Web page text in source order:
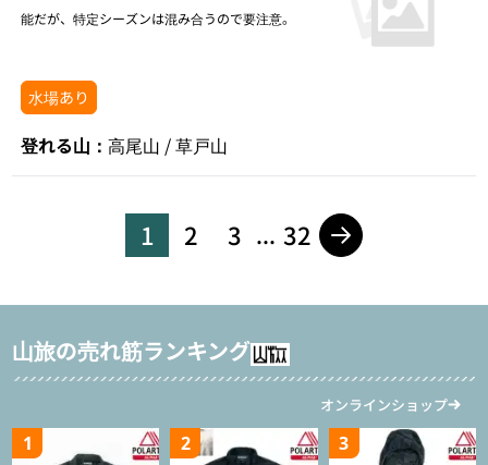
能だが、特定シーズンは混み合うので要注意。
水場あり
登れる山： 高尾山 / 草戸山
1 2 3 ... 32
山旅の売れ筋ランキング
オンラインショップ
1 2 3